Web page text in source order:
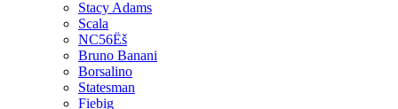
Stacy Adams
Scala
NC56Ëš
Bruno Banani
Borsalino
Statesman
Fiebig